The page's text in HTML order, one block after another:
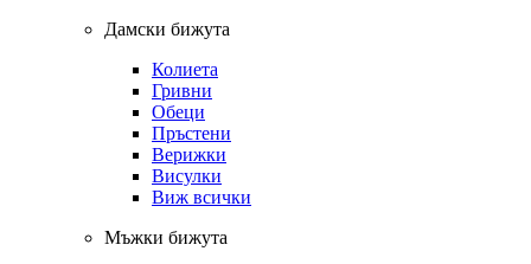
Дамски бижута
Колиета
Гривни
Обеци
Пръстени
Верижки
Висулки
Виж всички
Мъжки бижута